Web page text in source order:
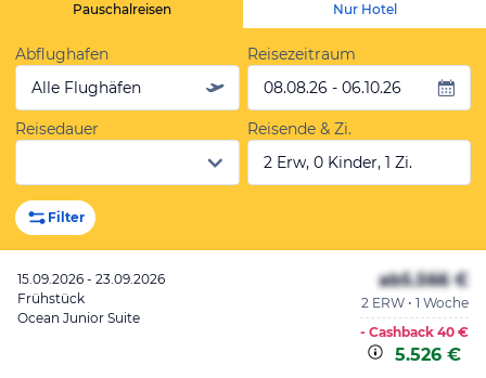
Pauschalreisen Nur Hotel
Abflughafen
Alle Flughäfen
Reisezeitraum
08.08.26 - 06.10.26
Reisedauer
Reisende & Zi.
2 Erw, 0 Kinder, 1 Zi.
Filter
15.09.2026 - 23.09.2026
Frühstück
Ocean Junior Suite
ab5.566 €
2 ERW • 1 Woche
- Cashback 40 €
5.526 €